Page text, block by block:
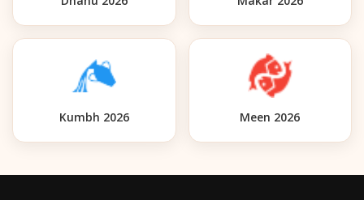
Kumbh 2026 Meen 2026